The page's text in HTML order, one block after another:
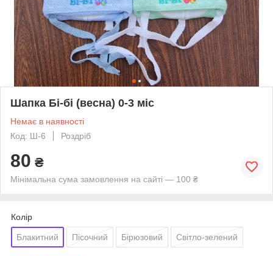
Шапка Бі-бі (весна) 0-3 міс
Немає в наявності
Код: Ш-6
Роздріб
80 ₴
Мінімальна сума замовлення на сайті — 100 ₴
Колір
Блакитний Пісочний Бірюзовий Світло-зелений